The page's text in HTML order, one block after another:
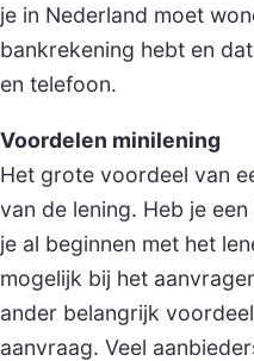
je in Nederland moet
bankrekening hebt en
en telefoon.
Voordelen minilening
Het grote voordeel van
van de lening. Heb je
je al beginnen met het
mogelijk bij het
ander belangrijk
aanvraag. Veel